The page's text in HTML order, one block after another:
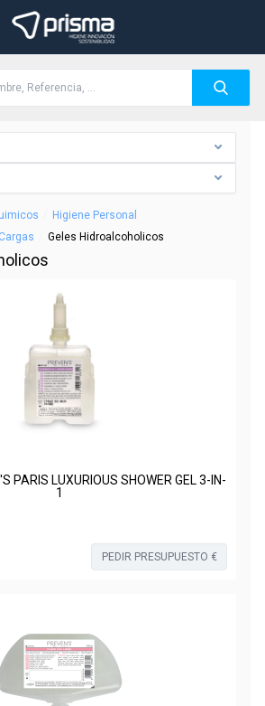
Higiene Personal
Geles Hidroalcoholicos
PARIS LUXURIOUS SHOWER GEL 3-IN-
1
PEDIR PRESUPUESTO €